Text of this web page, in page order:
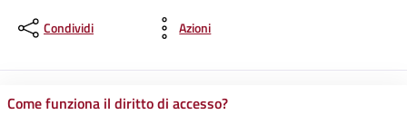
Condividi Azioni
Come funziona il diritto di accesso?